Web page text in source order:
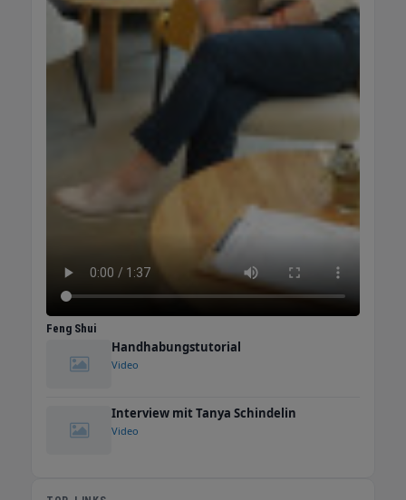
Feng Shui
Handhabungstutorial
Video
Interview mit Tanya Schindelin
Video